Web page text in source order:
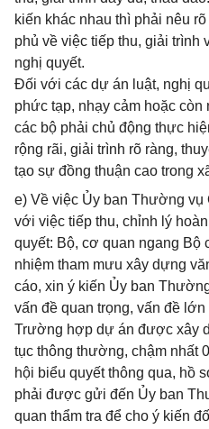
kiến khác nhau thì phải nêu
phủ về việc tiếp thu, giải trình
nghị quyết.
Đối với các dự án luật, nghị
phức tạp, nhạy cảm hoặc còn
các bộ phải chủ động thực
rộng rãi, giải trình rõ ràng,
tạo sự đồng thuận cao trong
e) Về việc Ủy ban Thường vụ
với việc tiếp thu, chỉnh lý
quyết: Bộ, cơ quan ngang Bộ
nhiệm tham mưu xây dựng
cáo, xin ý kiến Ủy ban
vấn đề quan trọng, vấn đề
Trường hợp dự án được xây
tục thông thường, chậm nhất
hội biểu quyết thông qua, hồ
phải được gửi đến Ủy ban
quan thẩm tra để cho ý kiến